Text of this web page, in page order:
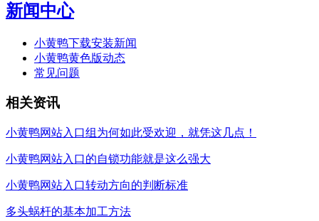
新闻中心
小黄鸭下载安装新闻
小黄鸭黄色版动态
常见问题
相关资讯
小黄鸭网站入口组为何如此受欢迎，就凭这几点！
小黄鸭网站入口的自锁功能就是这么强大
小黄鸭网站入口转动方向的判断标准
多头蜗杆的基本加工方法